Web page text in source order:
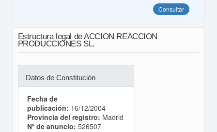
Consultar
Estructura legal de ACCION REACCION
PRODUCCIONES SL.
Datos de Constitución
Fecha de
publicación: 16/12/2004
Provincia del registro: Madrid
Nº de anuncio: 526507